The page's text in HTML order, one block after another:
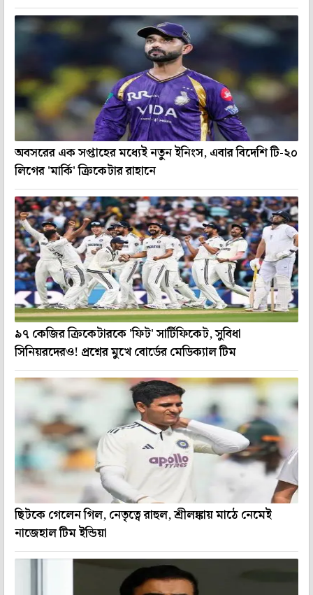
অবসরের এক সপ্তাহের মধ্যেই নতুন ইনিংস, এবার বিদেশি টি-২০
লিগের 'মার্কি' ক্রিকেটার রাহানে
৯৭ কেজির ক্রিকেটারকে 'ফিট' সার্টিফিকেট, সুবিধা
সিনিয়রদেরও! প্রশ্নের মুখে বোর্ডের মেডিক্যাল টিম
ছিটকে গেলেন গিল, নেতৃত্বে রাহুল, শ্রীলঙ্কায় মাঠে নেমেই
নাজেহাল টিম ইন্ডিয়া